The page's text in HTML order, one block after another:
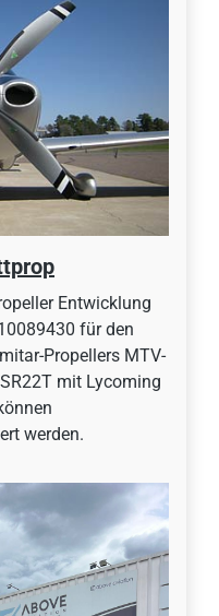
Entwicklung
für den
Propellers MTV-
mit Lycoming
werden.